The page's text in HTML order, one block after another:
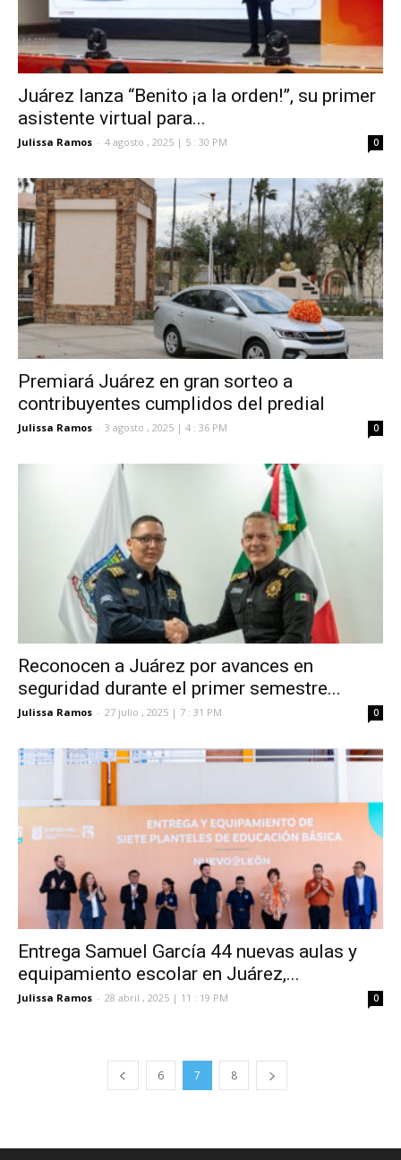
Juárez lanza “Benito ¡a la orden!”, su primer
asistente virtual para...
Julissa Ramos - 4 agosto , 2025 | 5 : 30 PM 0
Premiará Juárez en gran sorteo a
contribuyentes cumplidos del predial
Julissa Ramos - 3 agosto , 2025 | 4 : 36 PM 0
Reconocen a Juárez por avances en
seguridad durante el primer semestre...
Julissa Ramos - 27 julio , 2025 | 7 : 31 PM 0
Entrega Samuel García 44 nuevas aulas y
equipamiento escolar en Juárez,...
Julissa Ramos - 28 abril , 2025 | 11 : 19 PM 0
6 7 8